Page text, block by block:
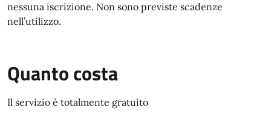
nessuna iscrizione. Non sono previste scadenze
nell’utilizzo.
Quanto costa
Il servizio è totalmente gratuito